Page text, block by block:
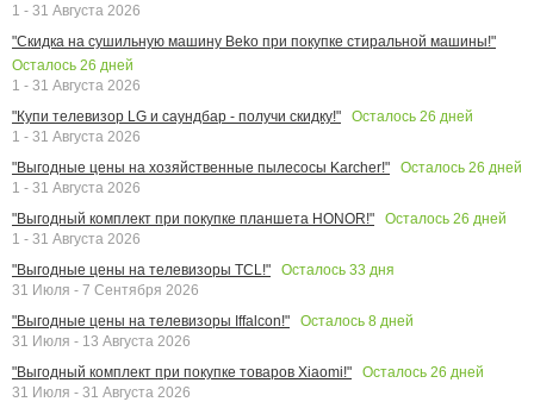
1 - 31 Августа 2026
"Скидка на сушильную машину Beko при покупке стиральной машины!"
Осталось 26 дней
1 - 31 Августа 2026
"Купи телевизор LG и саундбар - получи скидку!"
Осталось 26 дней
1 - 31 Августа 2026
"Выгодные цены на хозяйственные пылесосы Karcher!"
Осталось 26 дней
1 - 31 Августа 2026
"Выгодный комплект при покупке планшета HONOR!"
Осталось 26 дней
1 - 31 Августа 2026
"Выгодные цены на телевизоры TCL!"
Осталось 33 дня
31 Июля - 7 Сентября 2026
"Выгодные цены на телевизоры Iffalcon!"
Осталось 8 дней
31 Июля - 13 Августа 2026
"Выгодный комплект при покупке товаров Xiaomi!"
Осталось 26 дней
31 Июля - 31 Августа 2026